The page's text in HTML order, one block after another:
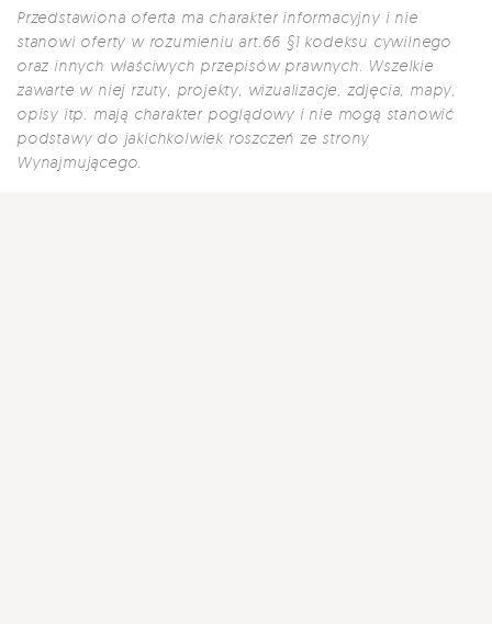
Przedstawiona oferta ma charakter informacyjny i nie
stanowi oferty w rozumieniu art.66 §1 kodeksu cywilnego
oraz innych właściwych przepisów prawnych. Wszelkie
zawarte w niej rzuty, projekty, wizualizacje, zdjęcia, mapy,
opisy itp. mają charakter poglądowy i nie mogą stanowić
podstawy do jakichkolwiek roszczeń ze strony
Wynajmującego.